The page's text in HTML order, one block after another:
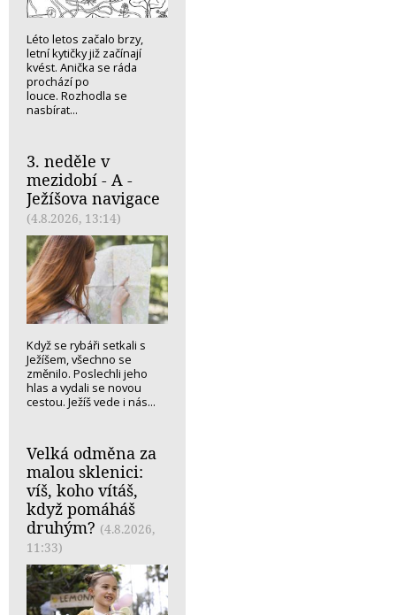
Léto letos začalo brzy,
letní kytičky již začínají
kvést. Anička se ráda
prochází po
louce. Rozhodla se
nasbírat...
3. neděle v
mezidobí - A -
Ježíšova navigace
(4.8.2026, 13:14)
Když se rybáři setkali s
Ježíšem, všechno se
změnilo. Poslechli jeho
hlas a vydali se novou
cestou. Ježíš vede i nás...
Velká odměna za
malou sklenici:
víš, koho vítáš,
když pomáháš
druhým? (4.8.2026,
11:33)